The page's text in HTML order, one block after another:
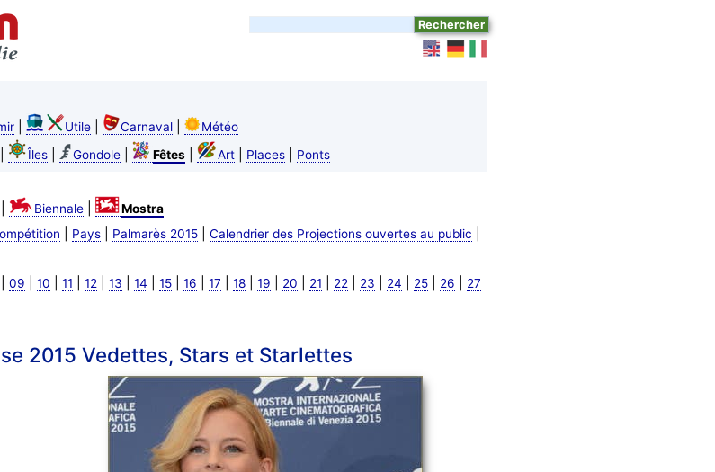
| Utile| Carnaval|
Météo
Îles| Gondole| Fêtes| Art| Places| Ponts
Biennale|
Mostra
Pays| Palmarès 2015| Calendrier des Projections ouvertes au public
09 10 11 12 13 14 15| 16 17 18| 19 20 21 22 23 24 25| 26 27
2015 Vedettes, Stars et Starlettes